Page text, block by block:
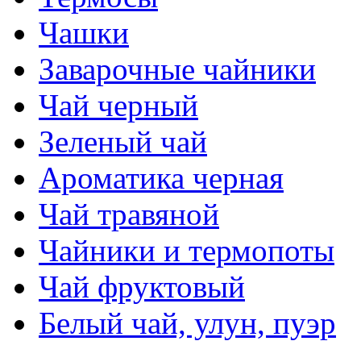
Чашки
Заварочные чайники
Чай черный
Зеленый чай
Ароматика черная
Чай травяной
Чайники и термопоты
Чай фруктовый
Белый чай, улун, пуэр